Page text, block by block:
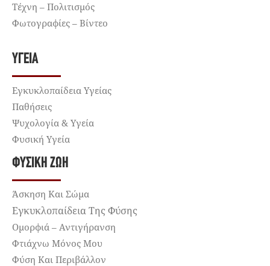
Τέχνη – Πολιτισμός
Φωτογραφίες – Βίντεο
ΥΓΕΊΑ
Εγκυκλοπαίδεια Υγείας
Παθήσεις
Ψυχολογία & Υγεία
Φυσική Υγεία
ΦΥΣΙΚΉ ΖΩΉ
Άσκηση Και Σώμα
Εγκυκλοπαίδεια Της Φύσης
Ομορφιά – Αντιγήρανση
Φτιάχνω Μόνος Μου
Φύση Και Περιβάλλον